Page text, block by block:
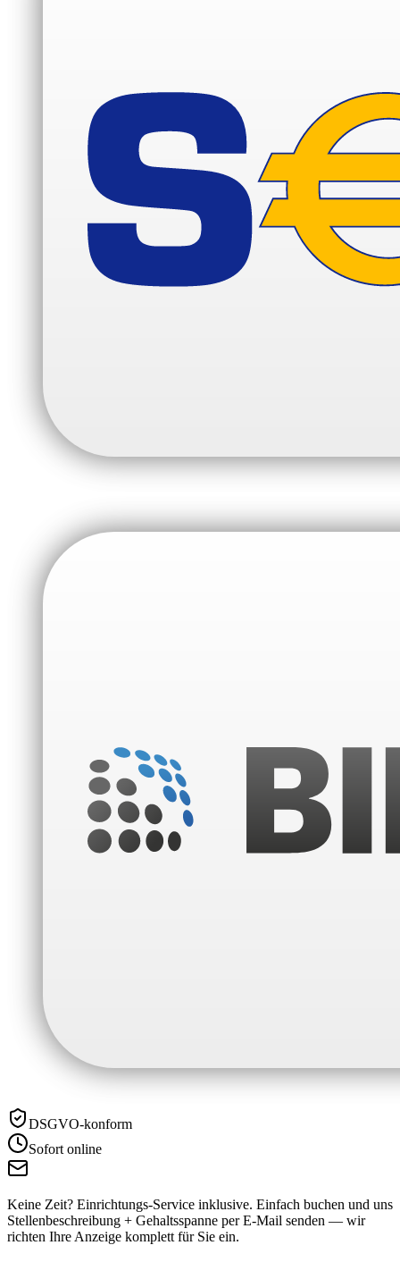
DSGVO-konform
Sofort online
Keine Zeit? Einrichtungs-Service inklusive. Einfach buchen und uns
Stellenbeschreibung + Gehaltsspanne per E-Mail senden — wir
richten Ihre Anzeige komplett für Sie ein.